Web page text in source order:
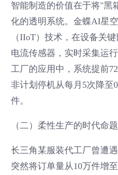
智能制造的价值在于将"黑
化的透明系统。金蝶AI星
（IIoT）技术，在设备关
电流传感器，实时采集运
工厂的应用中，系统提前
非计划停机从每月5次降至
件。
（二）柔性生产的时代命题
长三角某服装代工厂曾遭
突然将订单量从10万件增